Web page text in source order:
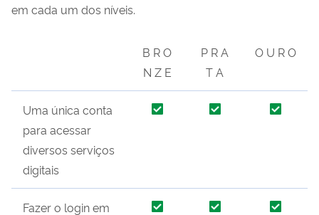
em cada um dos níveis.
B R O
N Z E
P R A
T A
O U R O
Uma única conta
para acessar
diversos serviços
digitais
Fazer o login em